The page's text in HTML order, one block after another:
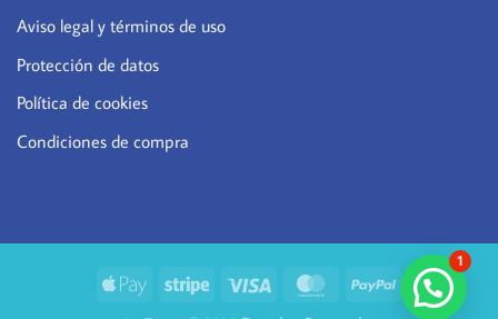
Aviso legal y términos de uso
Protección de datos
Política de cookies
Condiciones de compra
1
¿Necesitas Ayuda?